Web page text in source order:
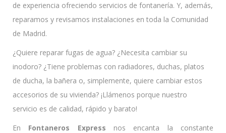
de experiencia ofreciendo servicios de fontanería. Y, además,
reparamos y revisamos instalaciones en toda la Comunidad
de Madrid.
¿Quiere reparar fugas de agua? ¿Necesita cambiar su
inodoro? ¿Tiene problemas con radiadores, duchas, platos
de ducha, la bañera o, simplemente, quiere cambiar estos
accesorios de su vivienda? ¡Llámenos porque nuestro
servicio es de calidad, rápido y barato!
En Fontaneros Express nos encanta la constante